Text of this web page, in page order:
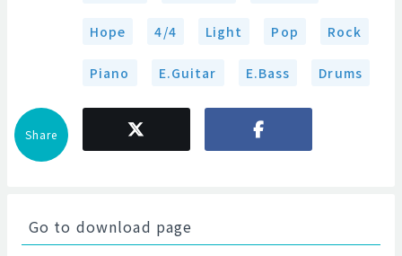
Hope 4/4 Light Pop Rock
Piano E.Guitar E.Bass Drums
Share
Go to download page